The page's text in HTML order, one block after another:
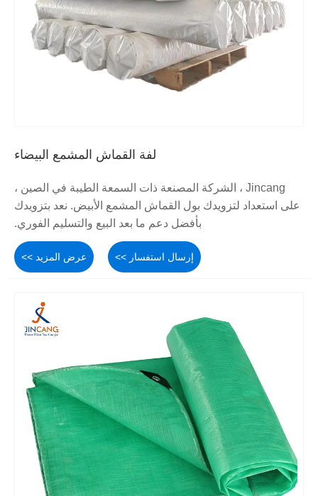
لفة القماش المشمع البيضاء
Jincang ، الشركة المصنعة ذات السمعة الطيبة في الصين ،
على استعداد لتزويدك بول القماش المشمع الأبيض. نعد بتزويدك
بأفضل دعم ما بعد البيع والتسليم الفوري.
عرض المزيد >> إرسال استفسار >>